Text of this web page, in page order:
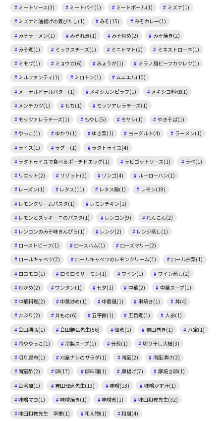
ミートソース(3)
ミートパイ(1) ミートボール(1)
ミズナ(1)
ミズナと油揚げの煮びたし(1)
みそ(15)
みそカレー(1)
みそラーメン(1)
みぞれ煮(1) みそ炒め(2)
みそ焼き(2)
みそ煮(1)
ミックスチーズ(1) ミニトマト(2)
ミネストローネ(1)
ミモザ(1)
ミョウガ(6) みょうが(1)
ミラノ風ビーフカツレツ(1)
ミルファンティ(1)
ミロトン(1)
ムニエル(10)
メーテルドテルバター(1)
メキシカンピラフ(1)
メキシコ料理(1)
メンチカツ(1)
もち(1)
モッツアレラチーズ(1)
モッツァレラチーズ(1)
もやし(5) モヤシ(1)
やきそば(1)
やっこ(1)
ゆかり(1) ゆき菜(1) ヨーグルト(4)
ラーメン(1)
ライス(1)
ラグー(1)
ラタトゥイユ(4)
ラタトゥイユで食べるポーチドエッグ(1)
ラビゴットソース(1)
ラペ(1)
リエット(2)
リゾット(3) リンゴ(4)
ルーローハン(1)
レーズン(1)
レタス(11) レタス鍋(1)
レモン(19)
レモンクリームパスタ(1)
レモンチキン(1)
レモンとズッキーニのパスタ(1)
レンコン(9)
れんこん(2)
レンコンのみそ味きんぴら(1)
レンジ(2)
レンジ蒸し(1)
ローストビーフ(1)
ロースハム(1)
ローズマリー(2)
ロールキャベツ(2)
ロールキャベツのレモンクリーム(1)
ロール白菜(1)
ロコモコ(1)
ロミロミサーモン(1) ワイン(1)
ワイン蒸し(2)
わかめ(2)
ワンタン(1) 七夕(1) 中華(2)
中華スープ(1)
中華料理(2)
中華炒め(1) 中華風(1) 串焼き(1)
丼(4)
丼ぶり(2)
丼もの(6) 五平餅(1) 五目煮(1)
人参(1)
会田勝弘(1)
会田勝弘先生(56) 佃煮(1) 信田巻き(1)
八宝(1)
冷ややっこ(1)
冷製スープ(1) 分葱(1)
切り干し大根(3)
切り昆布(1)
刈屋ナシのサラダ(1) 南蛮(2)
南蛮漬け(3)
南蛮酢(2)
卵(17) 卵料理(1) 厚揚げ(7)
厚焼き卵(1)
台湾風(1)
吉田理恵先生(13) 味噌(13)
味噌かす汁(1)
味噌マヨ(1)
味噌焼き(1) 味噌煮(1)
味田和教先生(32)
味田和教先生 卒業(1)
和え物(1)
和風(4)